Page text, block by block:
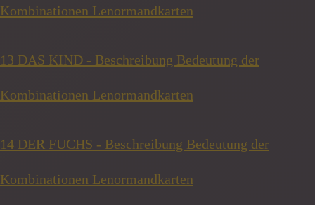
Kombinationen Lenormandkarten
13 DAS KIND - Beschreibung Bedeutung der
Kombinationen Lenormandkarten
14 DER FUCHS - Beschreibung Bedeutung der
Kombinationen Lenormandkarten